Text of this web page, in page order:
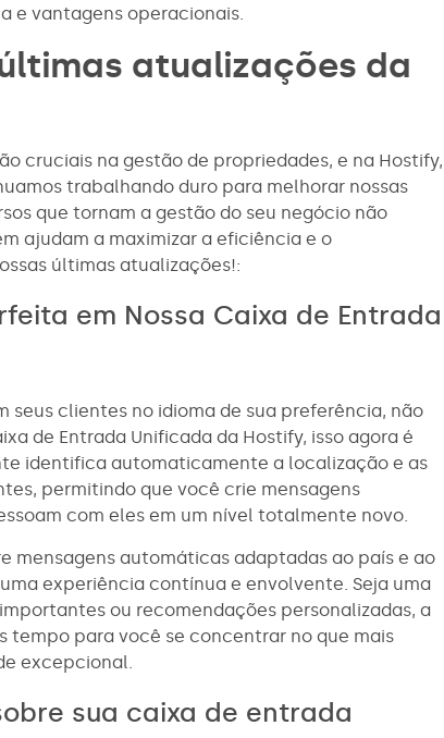
e vantagens operacionais.
atualizações da
cruciais na gestão de propriedades, e na Hostify,
trabalhando duro para melhorar nossas
que tornam a gestão do seu negócio não
ajudam a maximizar a eficiência e o
últimas atualizações!:
em Nossa Caixa de Entrada
clientes no idioma de sua preferência, não
de Entrada Unificada da Hostify, isso agora é
identifica automaticamente a localização e as
permitindo que você crie mensagens
com eles em um nível totalmente novo.
mensagens automáticas adaptadas ao país e ao
experiência contínua e envolvente. Seja uma
ou recomendações personalizadas, a
tempo para você se concentrar no que mais
excepcional.
sua caixa de entrada